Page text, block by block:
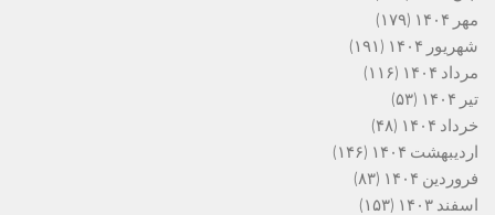
مهر ۱۴۰۴
(۱۷۹)
شهریور ۱۴۰۴
(۱۹۱)
مرداد ۱۴۰۴
(۱۱۶)
تیر ۱۴۰۴
(۵۳)
خرداد ۱۴۰۴
(۴۸)
اردیبهشت ۱۴۰۴
(۱۴۶)
فروردین ۱۴۰۴
(۸۳)
اسفند ۱۴۰۳
(۱۵۳)